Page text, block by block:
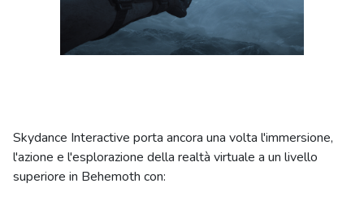
Skydance Interactive porta ancora una volta l'immersione,
l'azione e l'esplorazione della realtà virtuale a un livello
superiore in Behemoth con: